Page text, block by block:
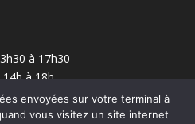
à 17h30
à 18h
minutes et 1 h
envoyées sur votre terminal à
vous visitez un site internet